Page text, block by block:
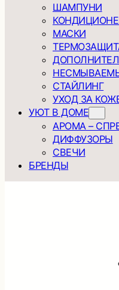
ШАМПУНИ
МАСКИ
СТАЙЛИНГ
УХОД ЗА
УЮТ В ДОМЕ
АРОМА –
ДИФФУЗОРЫ
СВЕЧИ
БРЕНДЫ